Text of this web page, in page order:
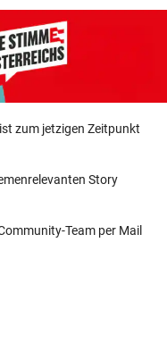
zum jetzigen Zeitpunkt
Story
Team per Mail